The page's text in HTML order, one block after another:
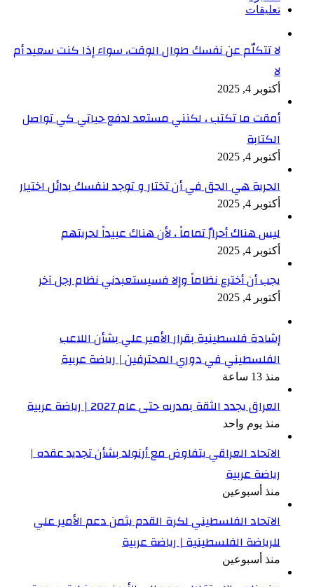
تعليقات
لا تتكلّم عن نفسك طوال الوقت، سواء إذا كنت سعيد أم
لا
أكتوبر 4, 2025
أمقت ما تكتب ، لكنني مستعد لدفع حياتي كي تواصل
الكتابة
أكتوبر 4, 2025
الحرية هي الحق في أن تختار و توجد لنفسك بدائل اختيار
أكتوبر 4, 2025
ليس هناك أحرارٌ تماماً ، لأن هناك عبيداً لحريتهم
أكتوبر 4, 2025
يجب أن أخترع نظاماً وإلا فسيستعبدني نظام رجل آخر
أكتوبر 4, 2025
إشادة فلسطينية بقرار الأمير علي بشأن اللاعب
الفلسطيني في دوري المحترفين | رياضة عربية
منذ 13 ساعة
العراق يجدد الثقة بمدربه حتى عام 2027 | رياضة عربية
منذ يوم واحد
الاتحاد العراقي يتفاوض مع أرنولد بشأن تجديد عقده |
رياضة عربية
منذ أسبوعين
الاتحاد الفلسطيني لكرة القدم يثمن دعم الأمير علي
للرياضة الفلسطينية | رياضة عربية
منذ أسبوعين